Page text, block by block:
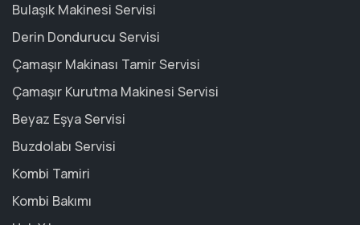
Bulaşık Makinesi Servisi
Derin Dondurucu Servisi
Çamaşır Makinası Tamir Servisi
Çamaşır Kurutma Makinesi Servisi
Beyaz Eşya Servisi
Buzdolabı Servisi
Kombi Tamiri
Kombi Bakımı